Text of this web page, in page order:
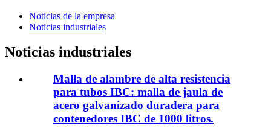
Noticias de la empresa
Noticias industriales
Noticias industriales
Malla de alambre de alta resistencia
para tubos IBC: malla de jaula de
acero galvanizado duradera para
contenedores IBC de 1000 litros.